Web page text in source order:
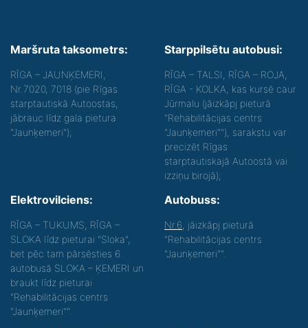
Maršruta taksometrs:
RĪGA – JAUNĶEMERI,
Nr.7020, 7018 (pie Rīgas
starptautiskā Autoostas,
jābrauc līdz gala pietura
"Jaunķemeri");
Starppilsētu autobusi:
RĪGA – TALSI, RĪGA – ROJA,
RĪGA - KOLKA, kas kursē caur
Jūrmalu (jāizkāpj pieturā
"Rehabilitācijas centrs
"Jaunķemeri""), sarakstu var
precizēt Rīgas
starptautiskajā Autoostā vai
izziņu birojā);
Elektrovilciens:
RĪGA – TUKUMS, RĪGA –
SLOKA līdz pieturai "Sloka",
bet pēc tam pārsēsties 6.
autobusā SLOKA – ĶEMERI un
braukt līdz pieturai
"Rehabilitācijas centrs
"Jaunķemeri"".
Autobuss:
Nr.6 , jāizkāpj pieturā
"Rehabilitācijas centrs
"Jaunķemeri"".